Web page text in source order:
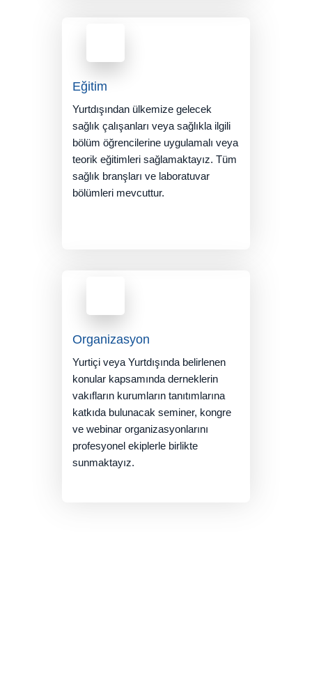
Eğitim
Yurtdışından ülkemize gelecek
sağlık çalışanları veya sağlıkla ilgili
bölüm öğrencilerine uygulamalı veya
teorik eğitimleri sağlamaktayız. Tüm
sağlık branşları ve laboratuvar
bölümleri mevcuttur.
Organizasyon
Yurtiçi veya Yurtdışında belirlenen
konular kapsamında derneklerin
vakıfların kurumların tanıtımlarına
katkıda bulunacak seminer, kongre
ve webinar organizasyonlarını
profesyonel ekiplerle birlikte
sunmaktayız.